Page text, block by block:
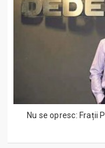
Nu se opresc: Frații